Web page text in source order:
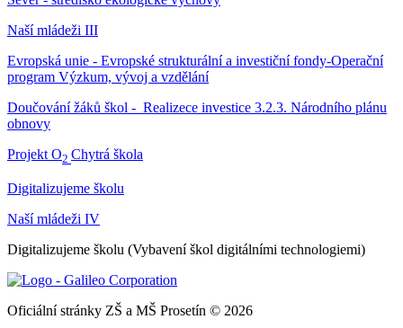
Naší mládeži III
Evropská unie - Evropské strukturální a investiční fondy-Operační
program Výzkum, vývoj a vzdělání
Doučování žáků škol - Realizece investice 3.2.3. Národního plánu
obnovy
Projekt O2 Chytrá škola
Digitalizujeme školu
Naší mládeži IV
Digitalizujeme školu (Vybavení škol digitálními technologiemi)
Oficiální stránky ZŠ a MŠ Prosetín © 2026